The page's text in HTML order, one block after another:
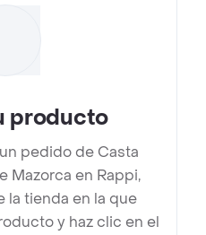
producto
pedido de Casta
Mazorca en Rappi,
la tienda en la que
y haz clic en el